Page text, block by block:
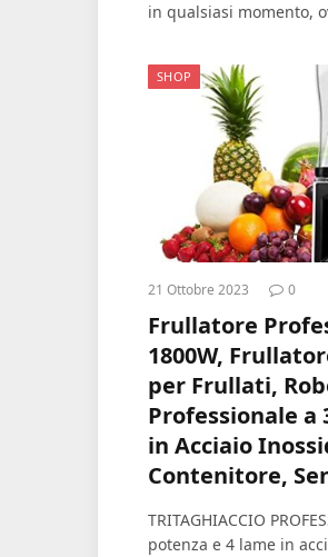
in qualsiasi momento,
SHOP
21 Ottobre 2023 0
Frullatore
1800W,
per Frullati,
Professionale a
in Acciaio
Contenitore,
TRITAGHIACCIO
potenza e 4 lame in